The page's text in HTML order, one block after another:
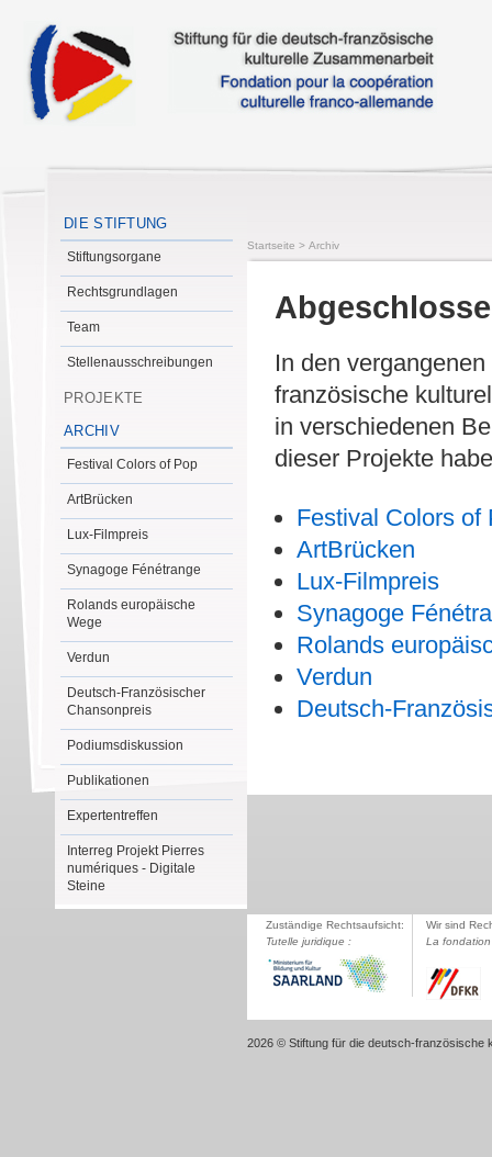
DIE STIFTUNG
Stiftungsorgane
Rechtsgrundlagen
Team
Stellenausschreibungen
PROJEKTE
ARCHIV
Festival Colors of Pop
ArtBrücken
Lux-Filmpreis
Synagoge Fénétrange
Rolands europäische
Wege
Verdun
Deutsch-Französischer
Chansonpreis
Podiumsdiskussion
Publikationen
Expertentreffen
Interreg Projekt Pierres
numériques - Digitale
Steine
Startseite > Archiv
In den
französische
in verschiedenen
dieser Projekte
Festival Colors of
ArtBrücken
Lux-Filmpreis
Synagoge
Rolands
Verdun
Deutsch-
Zuständige Rechtsaufsicht:
Tutelle juridique :
Wir sind
La
2026 © Stiftung für die deutsch-französische